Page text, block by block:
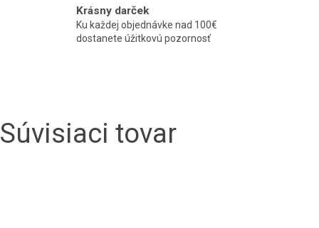
Krásny darček
Ku každej objednávke nad 100€
dostanete úžitkovú pozornosť
Súvisiaci tovar